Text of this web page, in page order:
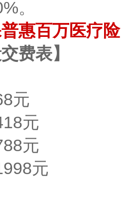
。
惠百万医疗险
费表】
元
元
元
元